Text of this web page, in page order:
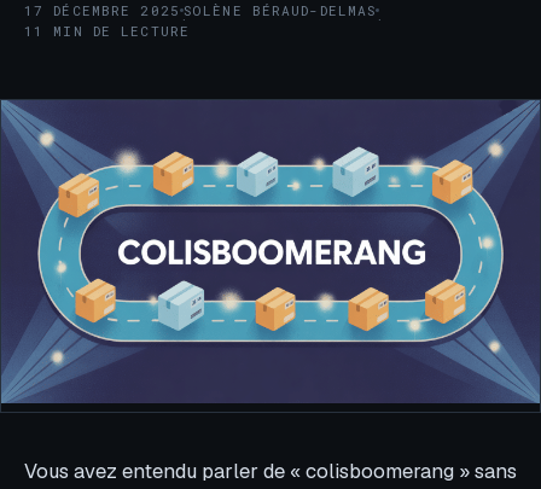
17 DÉCEMBRE 2025 ·
SOLÈNE BÉRAUD-DELMAS·
11 MIN DE LECTURE
Vous avez entendu parler de « colisboomerang » sans